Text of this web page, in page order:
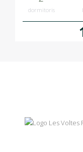
dormitoris